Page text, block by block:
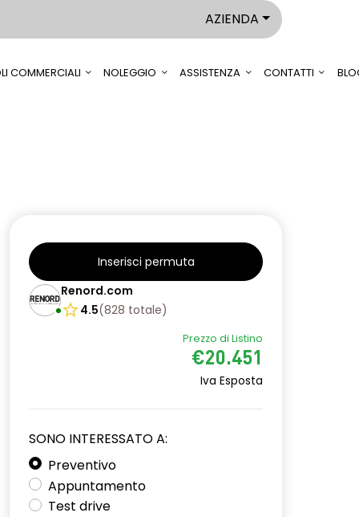
AZIENDA
COMMERCIALI NOLEGGIO ASSISTENZA CONTATTI
Inserisci permuta
Renord.com
4.5(828 totale)
Prezzo di Listino
€20.451
Iva Esposta
SONO INTERESSATO A:
Preventivo
Appuntamento
Test drive